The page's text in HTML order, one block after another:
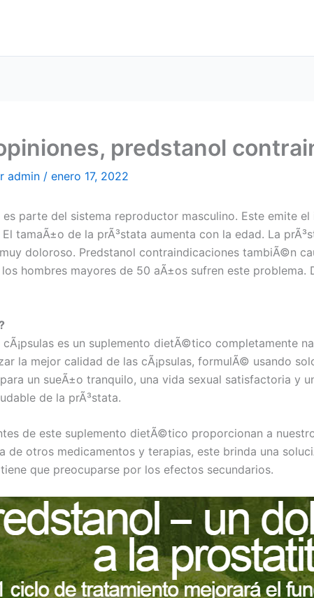
predstanol
admin / enero 17, 2022
es parte del sistema reproductor masculino. Este emite
tamaÃ±o de la prÃ³stata aumenta con la edad. La
doloroso. Predstanol contraindicaciones tambiÃ©n
hombres mayores de 50 aÃ±os sufren este
cÃ¡psulas es un suplemento dietÃ©tico completamente
la mejor calidad de las cÃ¡psulas, formulÃ© usando
un sueÃ±o tranquilo, una vida sexual satisfactoria y
de la prÃ³stata.
de este suplemento dietÃ©tico proporcionan a
de otros medicamentos y terapias, este brinda una
que preocuparse por los efectos secundarios.